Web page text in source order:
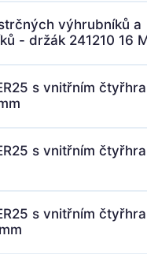
výhrubníků a
- držák 241210 16
s vnitřním
s vnitřním
s vnitřním